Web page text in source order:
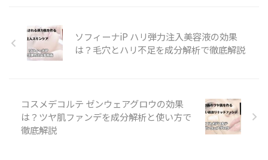
ソフィーナiP ハリ弾力注入美容液の効果
は？毛穴とハリ不足を成分解析で徹底解説
コスメデコルテ ゼンウェアグロウの効果
は？ツヤ肌ファンデを成分解析と使い方で
徹底解説